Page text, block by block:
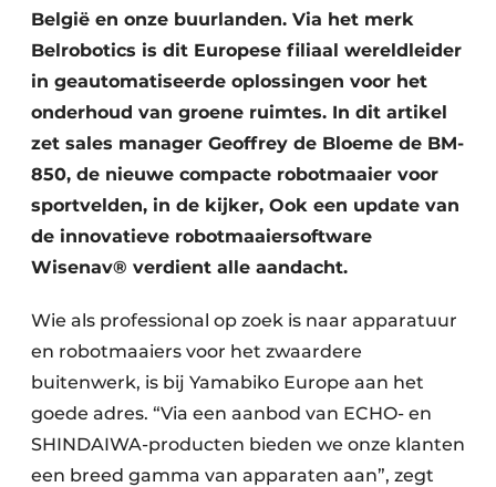
België en onze buurlanden. Via het merk
Belrobotics is dit Europese filiaal wereldleider
in geautomatiseerde oplossingen voor het
onderhoud van groene ruimtes. In dit artikel
zet sales manager Geoffrey de Bloeme de BM-
850, de nieuwe compacte robotmaaier voor
sportvelden, in de kijker, Ook een update van
de innovatieve robotmaaiersoftware
Wisenav® verdient alle aandacht.
Wie als professional op zoek is naar apparatuur
en robotmaaiers voor het zwaardere
buitenwerk, is bij Yamabiko Europe aan het
goede adres. “Via een aanbod van ECHO- en
SHINDAIWA-producten bieden we onze klanten
een breed gamma van apparaten aan”, zegt